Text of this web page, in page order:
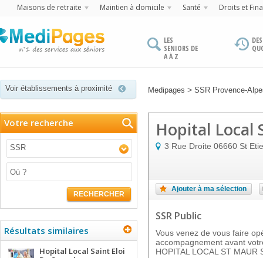
Maisons de retraite Maintien à domicile Santé Droits et
LES
SENIORS DE
A À Z
Voir établissements à proximité Medipages > SSR Provence-
Votre recherche
SSR
RECHERCHER
Résultats similaires
Hopital Local Saint Eloi
Hopital Local
3 Rue Droite 06660 St
Ajouter à ma sélection
SSR Public
Vous venez de vous faire
accompagnement avant
HOPITAL LOCAL ST MAUR